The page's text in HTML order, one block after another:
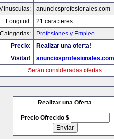
Minusculas:
anunciosprofesionales.com
Longitud:
21 caracteres
Categorias:
Profesiones y Empleo
Precio:
Realizar una oferta!
Visitar!
anunciosprofesionales.com
Serán consideradas ofertas
Realizar una Oferta
Precio Ofrecido $